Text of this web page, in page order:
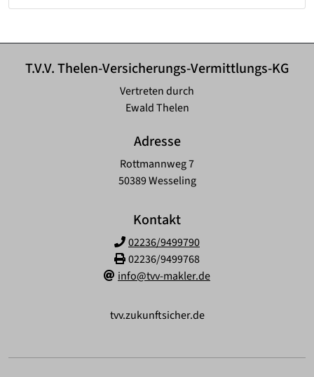
T.V.V. Thelen-Versicherungs-Vermittlungs-KG
Vertreten durch
Ewald Thelen
Adresse
Rottmannweg 7
50389 Wesseling
Kontakt
02236/9499790
02236/9499768
info@tvv-makler.de
tvv.zukunftsicher.de